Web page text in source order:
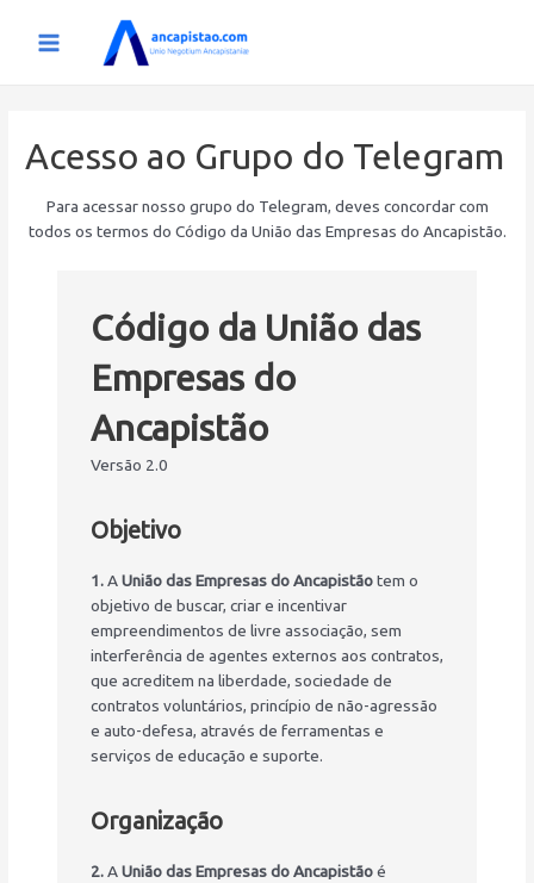
Acesso ao Grupo do Telegram
Para acessar nosso grupo do Telegram, deves concordar com
todos os termos do Código da União das Empresas do Ancapistão.
Código da União das
Empresas do
Ancapistão
Versão 2.0
Objetivo
1.AUnião das Empresas do Ancapistãotem o
objetivo de buscar, criar e incentivar
empreendimentos de livre associação, sem
interferência de agentes externos aos contratos,
que acreditem na liberdade, sociedade de
contratos voluntários, princípio de não-agressão
e auto-defesa, através de ferramentas e
serviços de educação e suporte.
Organização
2.AUnião das Empresas do Ancapistãoé